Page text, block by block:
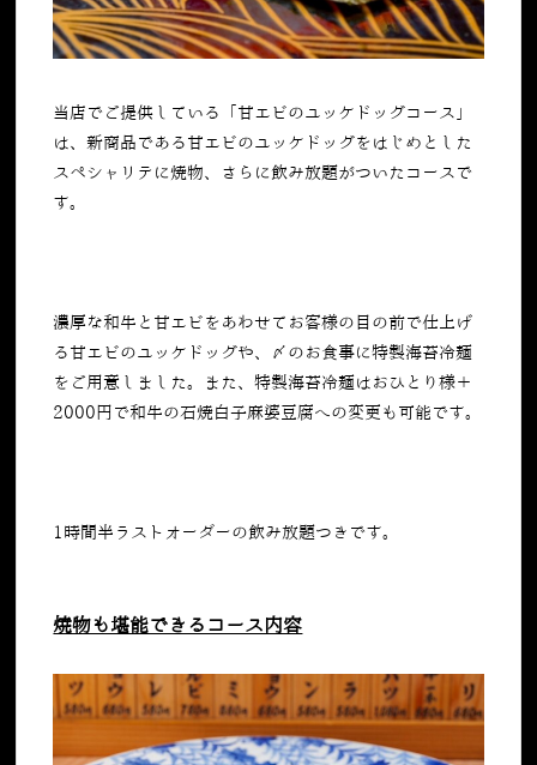
当店でご提供している「甘エビのユッケドッグコース」
は、新商品である甘エビのユッケドッグをはじめとした
スペシャリテに焼物、さらに飲み放題がついたコースで
す。
濃厚な和牛と甘エビをあわせてお客様の目の前で仕上げ
る甘エビのユッケドッグや、〆のお食事に特製海苔冷麺
をご用意しました。また、特製海苔冷麺はおひとり様＋
2000円で和牛の石焼白子麻婆豆腐への変更も可能です。
1時間半ラストオーダーの飲み放題つきです。
焼物も堪能できるコース内容